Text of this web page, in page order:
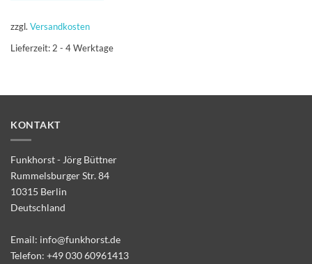
zzgl. Versandkosten
Lieferzeit: 2 - 4 Werktage
KONTAKT
Funkhorst - Jörg Büttner
Rummelsburger Str. 84
10315 Berlin
Deutschland
Email: info@funkhorst.de
Telefon: +49 030 60961413